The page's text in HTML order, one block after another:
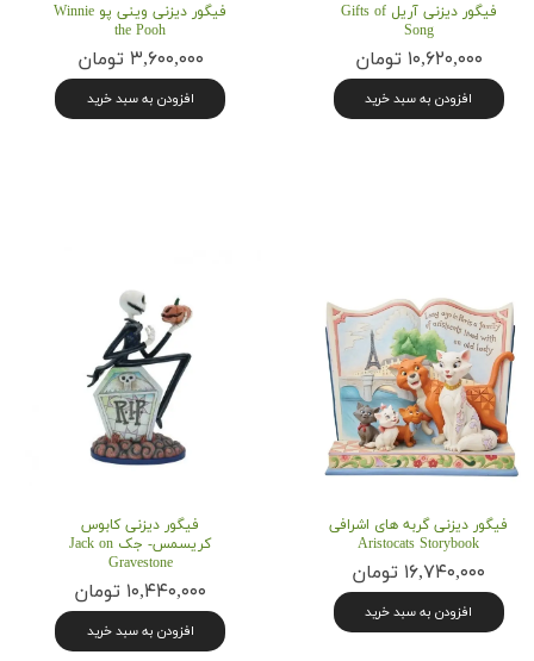
فیگور دیزنی آریل Gifts of
Song
۱۰,۶۲۰,۰۰۰ تومان
افزودن به سبد خرید
فیگور دیزنی وینی پو Winnie
the Pooh
۳,۶۰۰,۰۰۰ تومان
افزودن به سبد خرید
فیگور دیزنی گربه های اشرافی
Aristocats Storybook
۱۶,۷۴۰,۰۰۰ تومان
افزودن به سبد خرید
فیگور دیزنی کابوس
کریسمس- جک Jack on
Gravestone
۱۰,۴۴۰,۰۰۰ تومان
افزودن به سبد خرید